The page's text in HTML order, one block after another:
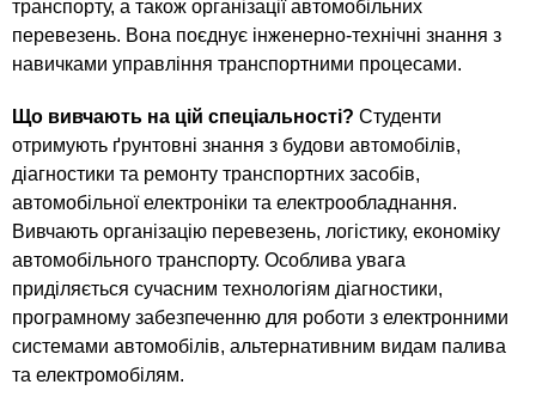
r
i
e
n
t
s
У
ч
б
н
ы
х
з
а
в
е
д
Курсы
Частные школы
MBA
Онлайн курсы
За рубежом
транспорту, а також організації автомобільних
перевезень. Вона поєднує інженерно-технічні знання з
навичками управління транспортними процесами.
Що вивчають на цій спеціальності? Студенти
отримують ґрунтовні знання з будови автомобілів,
діагностики та ремонту транспортних засобів,
автомобільної електроніки та електрообладнання.
Вивчають організацію перевезень, логістику, економіку
автомобільного транспорту. Особлива увага
приділяється сучасним технологіям діагностики,
програмному забезпеченню для роботи з електронними
системами автомобілів, альтернативним видам палива
та електромобілям.